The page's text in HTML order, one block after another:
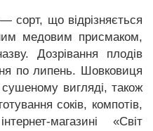
— сорт, що відрізняється
медовим присмаком,
Дозрівання плодів
по липень. Шовковиця
вигляді, також
соків, компотів,
магазині «Світ